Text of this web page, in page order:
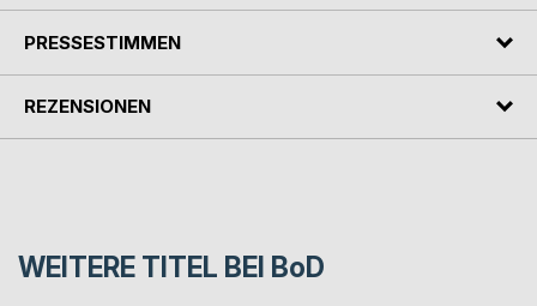
PRESSESTIMMEN
REZENSIONEN
WEITERE TITEL BEI BoD